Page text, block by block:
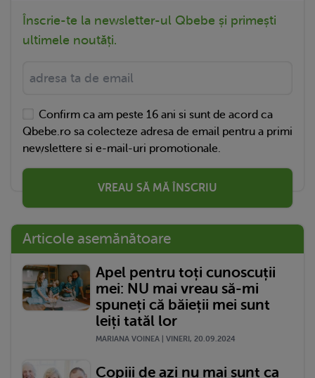
Înscrie-te la newsletter-ul Qbebe și primești
ultimele noutăți.
Confirm ca am peste 16 ani si sunt de acord ca
Qbebe.ro sa colecteze adresa de email pentru a primi
newslettere si e-mail-uri promotionale.
VREAU SĂ MĂ ÎNSCRIU
Articole asemănătoare
Apel pentru toți cunoscuții
mei: NU mai vreau să-mi
spuneți că băieții mei sunt
leiți tatăl lor
MARIANA VOINEA | VINERI, 20.09.2024
Copiii de azi nu mai sunt ca